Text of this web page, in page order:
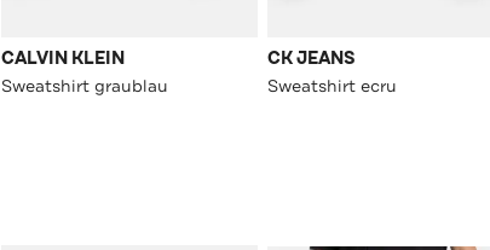
CALVIN KLEIN
Sweatshirt graublau
CK JEANS
Sweatshirt ecru